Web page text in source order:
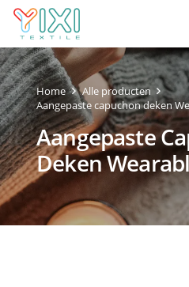
Home
Alle producten
Aangepaste capuchon deken
Aangepaste
Deken